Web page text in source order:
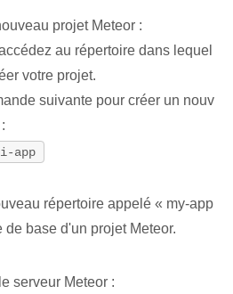
projet Meteor :
au répertoire dans lequel
votre projet.
suivante pour créer un nouv
app
répertoire appelé « my-app
de base d'un projet Meteor.
serveur Meteor :